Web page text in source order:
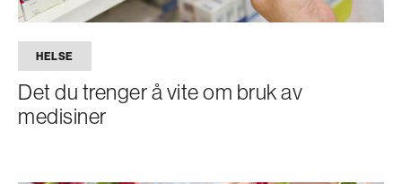
HELSE
Det du trenger å vite om bruk av
medisiner